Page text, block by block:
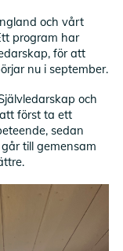
och vårt
program har
för att
nu i september.
och
först ta ett
sedan
till gemensam